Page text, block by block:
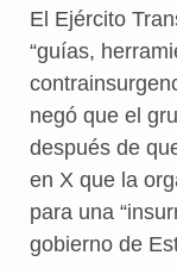
El Ejército
“guías,
negó que el
después de
en X que la
para una
gobierno de